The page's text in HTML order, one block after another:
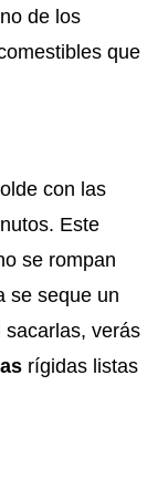
de los
que
con las
Este
se rompan
se seque un
sacarlas, verás
rígidas listas